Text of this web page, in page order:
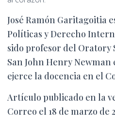
José Ramón Garitagoitia
Políticas y Derecho
sido profesor del Oratory
San John Henry Newman
ejerce la docencia en el
Artículo publicado en la
Correo el 18 de marzo de